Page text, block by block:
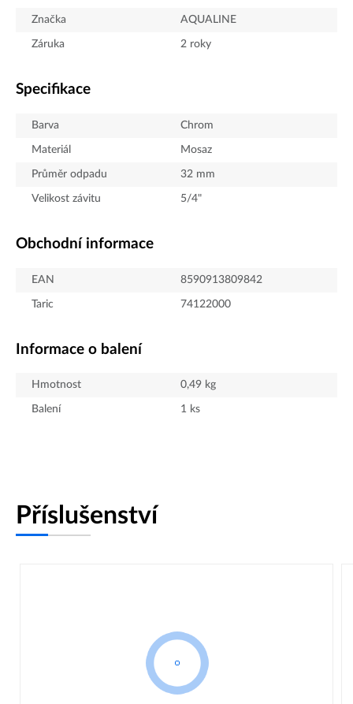
Značka AQUALINE
Záruka 2 roky
Specifikace
Barva Chrom
Materiál Mosaz
Průměr odpadu 32 mm
Velikost závitu 5/4"
Obchodní informace
EAN 8590913809842
Taric 74122000
Informace o balení
Hmotnost 0,49 kg
Balení 1 ks
Příslušenství